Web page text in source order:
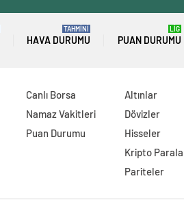
HAVA DURUMU
TAHMİNİ
PUAN DURUMU
LİG
Canlı Borsa
Namaz Vakitleri
Puan Durumu
Altınlar
Dövizler
Hisseler
Kripto
Pariteler